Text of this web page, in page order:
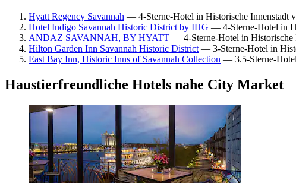
Hyatt Regency Savannah — 4-Sterne-Hotel in Historische Innenstadt
Hotel Indigo Savannah Historic District by IHG — 4-Sterne-Hotel in
ANDAZ SAVANNAH, BY HYATT — 4-Sterne-Hotel in Historische
Hilton Garden Inn Savannah Historic District — 3-Sterne-Hotel in
East Bay Inn, Historic Inns of Savannah Collection — 3.5-Sterne-
Haustierfreundliche Hotels nahe City Market